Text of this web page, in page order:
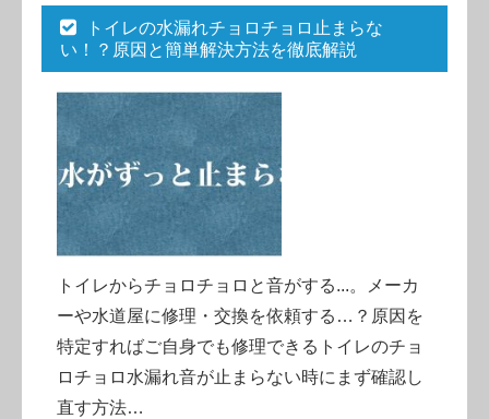
トイレの水漏れチョロチョロ止まらな
い！？原因と簡単解決方法を徹底解説
トイレからチョロチョロと音がする...。メーカ
ーや水道屋に修理・交換を依頼する…？原因を
特定すればご自身でも修理できるトイレのチョ
ロチョロ水漏れ音が止まらない時にまず確認し
直す方法…